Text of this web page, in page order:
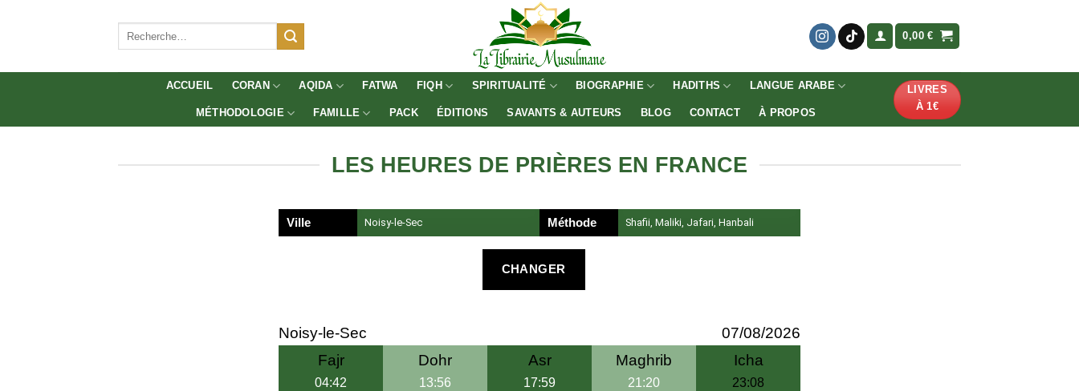
0,00€
ACCUEIL CORAN AQIDA FATWA FIQH SPIRITUALITÉ BIOGRAPHIE HADITHS LANGUE ARABE
MÉTHODOLOGIE FAMILLE PACK ÉDITIONS SAVANTS & AUTEURS BLOG CONTACT À PROPOS
LIVRES
À 1€
LES HEURES DE PRIÈRES EN FRANCE
Ville Noisy-le-Sec Méthode Shafii, Maliki, Jafari, Hanbali
CHANGER
Noisy-le-Sec
07/08/2026
Fajr
04:42
Dohr
13:56
Asr
17:59
Maghrib
21:20
Icha
23:08